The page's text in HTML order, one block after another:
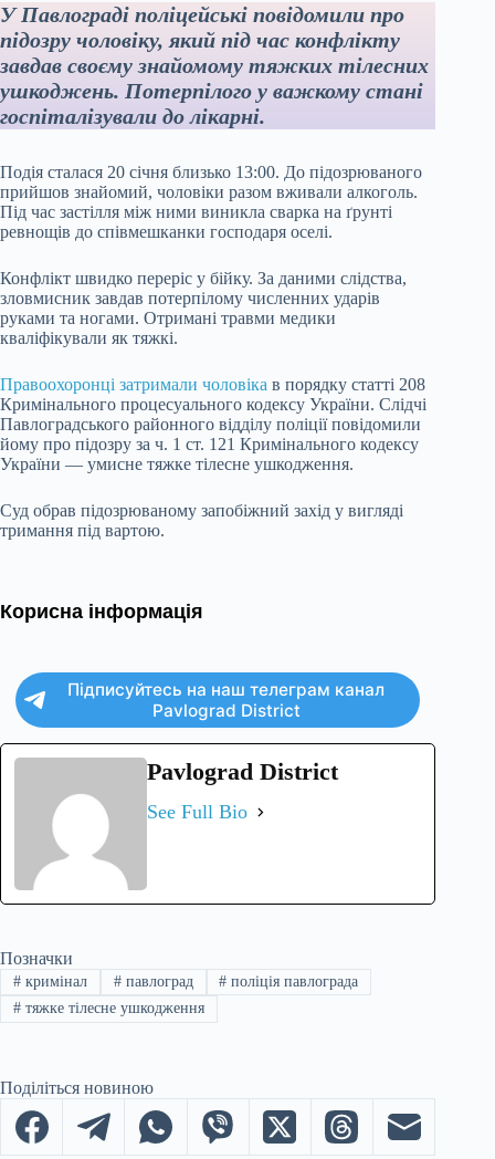
У Павлограді поліцейські повідомили про
підозру чоловіку, який під час конфлікту
завдав своєму знайомому тяжких тілесних
ушкоджень. Потерпілого у важкому стані
госпіталізували до лікарні.
Подія сталася 20 січня близько 13:00. До підозрюваного
прийшов знайомий, чоловіки разом вживали алкоголь.
Під час застілля між ними виникла сварка на ґрунті
ревнощів до співмешканки господаря оселі.
Конфлікт швидко переріс у бійку. За даними слідства,
зловмисник завдав потерпілому численних ударів
руками та ногами. Отримані травми медики
кваліфікували як тяжкі.
Правоохоронці затримали чоловіка в порядку статті 208
Кримінального процесуального кодексу України. Слідчі
Павлоградського районного відділу поліції повідомили
йому про підозру за ч. 1 ст. 121 Кримінального кодексу
України — умисне тяжке тілесне ушкодження.
Суд обрав підозрюваному запобіжний захід у вигляді
тримання під вартою.
Корисна інформація
Підписуйтесь на наш телеграм канал
Pavlograd District
Pavlograd District
See Full Bio
Позначки
#кримінал #павлоград # поліція павлограда
#тяжке тілесне ушкодження
Поділіться новиною